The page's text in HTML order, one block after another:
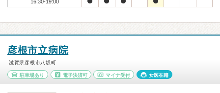
16:30-19:00
彦根市立病院
滋賀県彦根市八坂町
駐車場あり 電子決済可 マイナ受付 女医在籍